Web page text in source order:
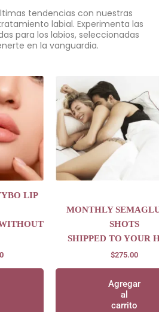
tendencias con nuestras
labial. Experimenta las
para los labios, seleccionadas
en la vanguardia.
LIP
Current
price
is:
$145.00.
MONTHLY
SHOTS
SHIPPED TO YOUR
$275.00
Agregar
al
carrito